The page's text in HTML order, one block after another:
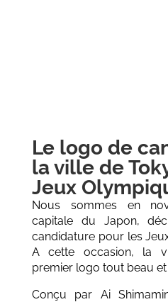
Le logo de
la ville de
Jeux
Nous sommes en
capitale du Japon,
candidature pour les
A cette occasion, la
premier logo tout beau
Conçu par Ai